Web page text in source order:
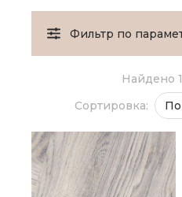
Фильтр по
Найдено
Сортировка:
По